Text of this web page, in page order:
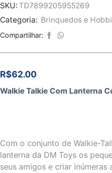
SKU: TD7899205955269
Categoria: Brinquedos e
Compartilhar:
R$62.00
Walkie Talkie Com Lanterna
Com o conjunto de Walkie-
lanterna da DM Toys os
seus amigos e criar inúmeras